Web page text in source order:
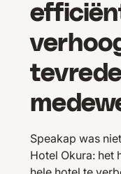
Speakap was
Hotel Okura: het